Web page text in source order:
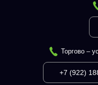
Торгово –
+7 (922)